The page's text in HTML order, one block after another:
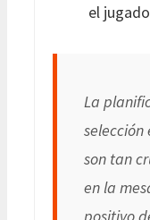
el
La
son tan
en la
positivo